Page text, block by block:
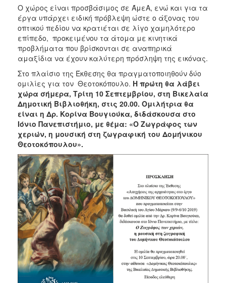
Ο χώρος είναι προσβάσιμος σε ΆμεΑ, ενώ και για τα
έργα υπάρχει ειδική πρόβλεψη ώστε ο άξονας του
οπτικού πεδίου να κρατιέται σε λίγο χαμηλότερο
επίπεδο, προκειμένου τα άτομα με κινητικά
προβλήματα που βρίσκονται σε αναπηρικά
αμαξίδια να έχουν καλύτερη πρόσληψη της εικόνας.
Στο πλαίσιο της Έκθεσης θα πραγματοποιηθούν δύο
ομιλίες για τον Θεοτοκόπουλο. Η πρώτη θα λάβει
χώρα σήμερα, Τρίτη 10 Σεπτεμβρίου, στη Βικελαία
Δημοτική Βιβλιοθήκη, στις 20.00. Ομιλήτρια θα
είναι η Δρ. Κορίνα Βουγιούκα, διδάσκουσα στο
Ιόνιο Πανεπιστήμιο, με θέμα: «Ο Ζωγράφος των
χεριών, η μουσική στη ζωγραφική του Δομήνικου
Θεοτοκόπουλου».